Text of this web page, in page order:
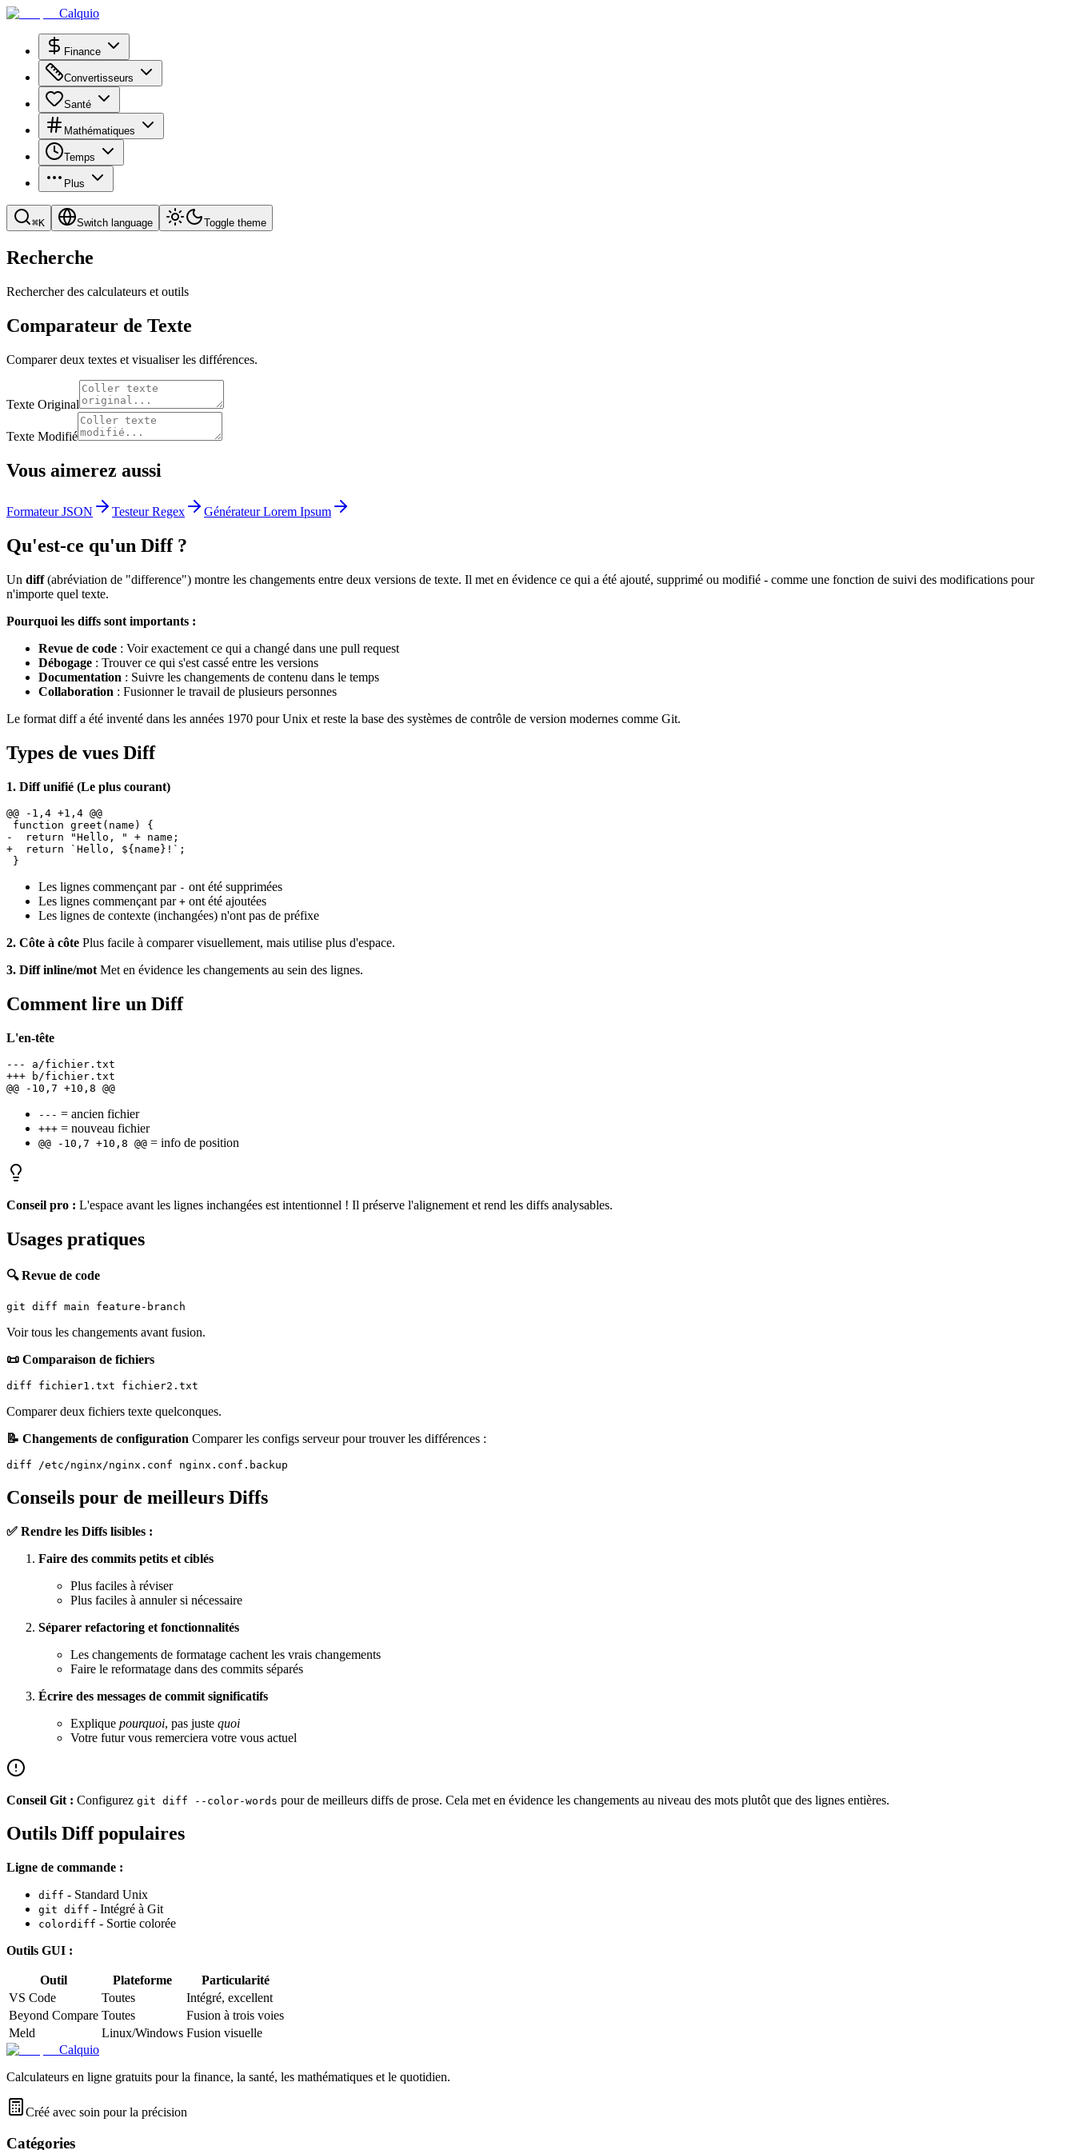
Calquio
Finance
Convertisseurs
Santé
Mathématiques
Temps
Plus
⌘K Switch language Toggle theme
Recherche
Rechercher des calculateurs et outils
Comparateur de Texte
Comparer deux textes et visualiser les différences.
Texte Original
Texte Modifié
Vous aimerez aussi
Formateur JSON Testeur Regex Générateur Lorem Ipsum
Qu'est-ce qu'un Diff ?
Un diff(abréviation de "difference") montre les changements entre deux versions de texte. Il met en évidence ce qui a été ajouté, supprimé ou modifié - comme une fonction de suivi des modifications pour
n'importe quel texte.
Pourquoi les diffs sont importants :
Revue de code : Voir exactement ce qui a changé dans une pull request
Débogage : Trouver ce qui s'est cassé entre les versions
Documentation : Suivre les changements de contenu dans le temps
Collaboration : Fusionner le travail de plusieurs personnes
Le format diff a été inventé dans les années 1970 pour Unix et reste la base des systèmes de contrôle de version modernes comme Git.
Types de vues Diff
1. Diff unifié (Le plus courant)
@@ -1,4 +1,4 @@
function greet(name) {
-  return "Hello, " + name;
+  return `Hello, ${name}!`;
Les lignes commençant par - ont été supprimées
Les lignes commençant par + ont été ajoutées
Les lignes de contexte (inchangées) n'ont pas de préfixe
2. Côte à côte Plus facile à comparer visuellement, mais utilise plus d'espace.
3. Diff inline/mot Met en évidence les changements au sein des lignes.
Comment lire un Diff
L'en-tête
--- a/fichier.txt
+++ b/fichier.txt
--- = ancien fichier
+++ = nouveau fichier
@@ -10,7 +10,8 @@ = info de position
Conseil pro : L'espace avant les lignes inchangées est intentionnel ! Il préserve l'alignement et rend les diffs analysables.
Usages pratiques
🔍 Revue de code
Voir tous les changements avant fusion.
📜 Comparaison de fichiers
Comparer deux fichiers texte quelconques.
📝 Changements de configuration Comparer les configs serveur pour trouver les différences :
Conseils pour de meilleurs Diffs
✅ Rendre les Diffs lisibles :
Faire des commits petits et ciblés
Plus faciles à réviser
Plus faciles à annuler si nécessaire
Séparer refactoring et fonctionnalités
Les changements de formatage cachent les vrais changements
Faire le reformatage dans des commits séparés
Écrire des messages de commit significatifs
Explique pourquoi, pas juste quoi
Votre futur vous remerciera votre vous actuel
Conseil Git : Configurez git diff --color-words pour de meilleurs diffs de prose. Cela met en évidence les changements au niveau des mots plutôt que des lignes entières.
Outils Diff populaires
Ligne de commande :
diff - Standard Unix
git diff - Intégré à Git
colordiff - Sortie colorée
Outils GUI :
Outil Plateforme
Particularité
VS Code
Toutes
Intégré, excellent
Beyond Compare Toutes
Fusion à trois voies
Meld
Linux/Windows Fusion visuelle
Calquio
Calculateurs en ligne gratuits pour la finance, la santé, les mathématiques et le quotidien.
Créé avec soin pour la précision
Catégories